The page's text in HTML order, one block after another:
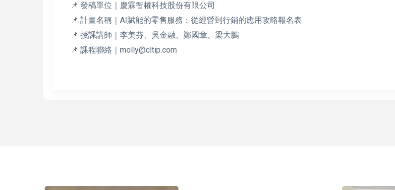
📌 發稿單位｜慶霖智權科技股份有限公司
📌 計畫名稱｜AI賦能的零售服務：從經營到行銷的應用攻略報名表
📌 授課講師｜李美芬、吳金融、鄭國章、梁大鵬
📌 課程聯絡｜molly@cltip.com